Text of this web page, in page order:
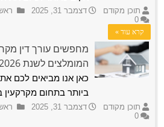
זכויותיכם? בכתבה שלפניכם יש את
קרא עוד »
תוכן מקודם דצמבר 31, 2025
0
מחפשים עורך דין
המומלצים לשנת 2026
כאן אנו מביאים לכם
ביותר בתחום מקרקעין
תוכן מקודם דצמבר 31, 2025
0